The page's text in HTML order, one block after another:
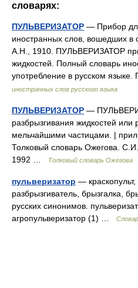
словарях:
ПУЛЬВЕРИЗАТОР — Прибор
иностранных слов, вошедших в
А.Н., 1910. ПУЛЬВЕРИЗАТОР
жидкостей. Полный словарь
употребление в русском
иностранных слов русского языка
ПУЛЬВЕРИЗАТОР —
разбрызгивания жидкостей
мельчайшими частицами. |
Толковый словарь Ожегова.
1992 …
Толковый словарь Ожегова
пульверизатор —
разбрызгиватель, брызгалка,
русских синонимов.
агропульверизатор (1) …